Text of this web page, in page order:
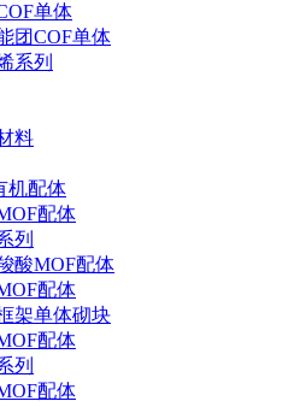
单体
团COF单体
系列
料
机配体
配体
列
酸MOF配体
配体
架单体砌块
配体
列
配体